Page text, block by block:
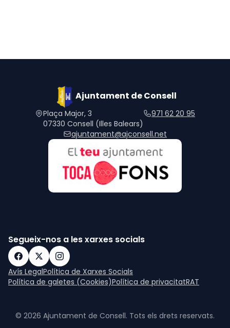
Ajuntament de Consell
Plaça Major, 3
07330 Consell (Illes Balears)
971 62 20 95
ajuntament@ajconsell.net
Segueix-nos a les xarxes socials
Avís LegalPolítica de Xarxes Socials
Política de galetes (Cookies)Política de privacitatRAT
© 2026 Ajuntament de Consell. Tots els drets reservats.